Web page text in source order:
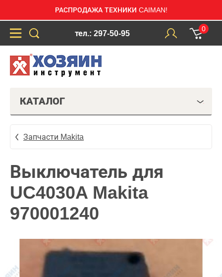
РАСПРОДАЖА ТЕХНИКИ CAIMAN!
тел.: 297-50-95
0
КАТАЛОГ
Запчасти Makita
Выключатель для
UC4030A Makita
970001240